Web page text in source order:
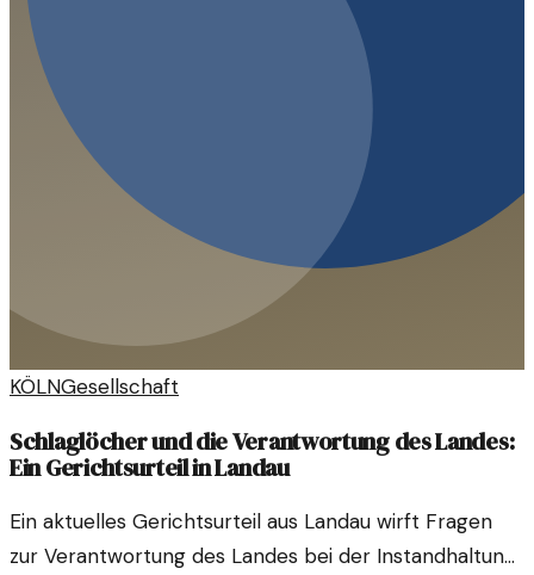
KÖLNGesellschaft
Schlaglöcher und die Verantwortung des Landes:
Ein Gerichtsurteil in Landau
Ein aktuelles Gerichtsurteil aus Landau wirft Fragen
zur Verantwortung des Landes bei der Instandhaltung